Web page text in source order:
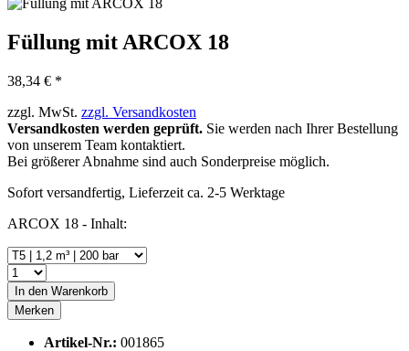
Füllung mit ARCOX 18
38,34 € *
zzgl. MwSt. zzgl. Versandkosten
Versandkosten werden geprüft. Sie werden nach Ihrer Bestellung
von unserem Team kontaktiert.
Bei größerer Abnahme sind auch Sonderpreise möglich.
Sofort versandfertig, Lieferzeit ca. 2-5 Werktage
ARCOX 18 - Inhalt:
In den Warenkorb
Merken
Artikel-Nr.: 001865